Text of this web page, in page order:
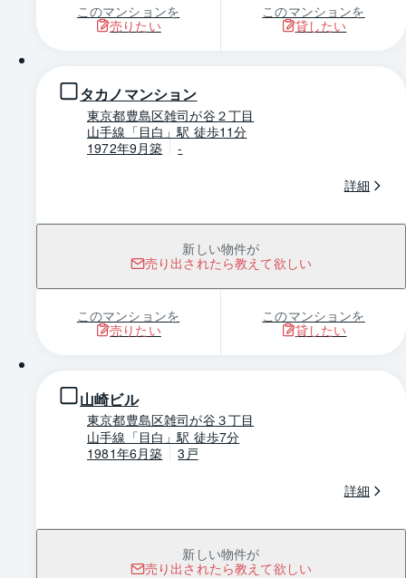
このマンションを
売りたい
このマンションを
貸したい
タカノマンション
東京都豊島区雑司が谷２丁目
山手線「目白」駅 徒歩11分
1972年9月築
-
詳細
新しい物件が
売り出されたら教えて欲しい
このマンションを
売りたい
このマンションを
貸したい
山崎ビル
東京都豊島区雑司が谷３丁目
山手線「目白」駅 徒歩7分
1981年6月築
3戸
詳細
新しい物件が
売り出されたら教えて欲しい